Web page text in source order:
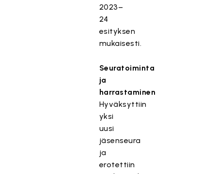
2023–
24
esityksen
mukaisesti.
Seuratoiminta
ja
harrastaminen
Hyväksyttiin
yksi
uusi
jäsenseura
ja
erotettiin